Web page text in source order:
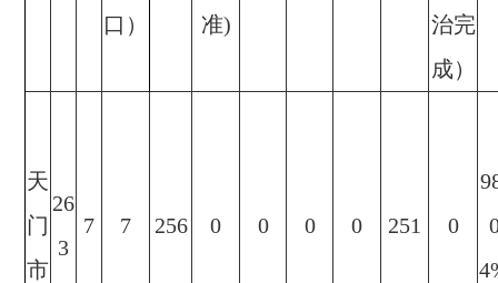
口）
准)
治完
成）
天
门
市
26
3
7 7 256 0 0 0 0 251 0